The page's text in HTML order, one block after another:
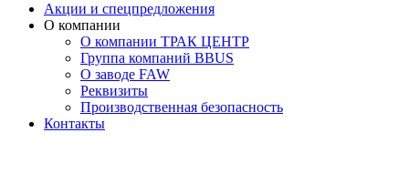
Акции и спецпредложения
О компании
О компании ТРАК ЦЕНТР
Группа компаний BBUS
О заводе FAW
Реквизиты
Производственная безопасность
Контакты